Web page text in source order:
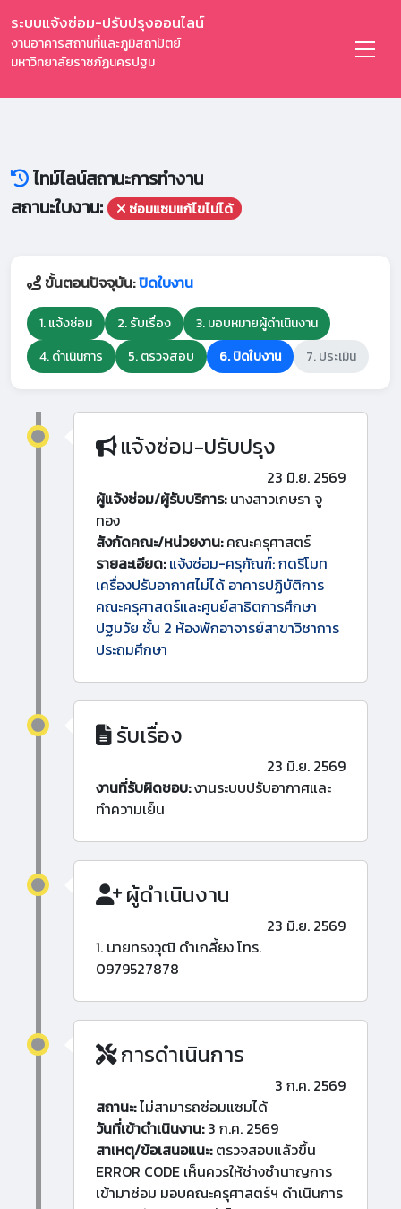
ระบบแจ้งซ่อม-ปรับปรุงออนไลน์
งานอาคารสถานที่และภูมิสถาปัตย์
มหาวิทยาลัยราชภัฏนครปฐม
ไทม์ไลน์สถานะการทำงาน
สถานะใบงาน:
ซ่อมแซมแก้ไขไม่ได้
ขั้นตอนปัจจุบัน:ปิดใบงาน
1. แจ้งซ่อม 2. รับเรื่อง
3. มอบหมายผู้ดำเนินงาน
4. ดำเนินการ
5. ตรวจสอบ 6. ปิดใบงาน 7. ประเมิน
แจ้งซ่อม-ปรับปรุง
23 มิ.ย. 2569
ผู้แจ้งซ่อม/ผู้รับบริการ:นางสาวเกษรา จู
ทอง
สังกัดคณะ/หน่วยงาน:คณะครุศาสตร์
รายละเอียด: แจ้งซ่อม-ครุภัณฑ์: กดรีโมท
เครื่องปรับอากาศไม่ได้ อาคารปฏิบัติการ
คณะครุศาสตร์และศูนย์สาธิตการศึกษา
ปฐมวัย ชั้น 2 ห้องพักอาจารย์สาขาวิชาการ
ประถมศึกษา
รับเรื่อง
23 มิ.ย. 2569
งานที่รับผิดชอบ:งานระบบปรับอากาศและ
ทำความเย็น
ผู้ดำเนินงาน
23 มิ.ย. 2569
1. นายทรงวุฒิ ดำเกลี้ยง โทร.
0979527878
การดำเนินการ
3 ก.ค. 2569
สถานะ:ไม่สามารถซ่อมแซมได้
วันที่เข้าดำเนินงาน:3 ก.ค. 2569
สาเหตุ/ข้อเสนอแนะ:ตรวจสอบแล้วขึ้น
ERROR CODE เห็นควรให้ช่างชำนาญการ
เข้ามาซ่อม มอบคณะครุศาสตร์ฯ ดำเนินการ